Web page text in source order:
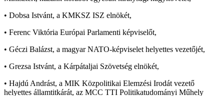
• Dobsa Istvánt, a KMKSZ ISZ elnökét,
• Ferenc Viktória Európai Parlamenti képviselőt,
• Géczi Balázst, a magyar NATO-képviselet helyettes vezetőjét,
• Grezsa Istvánt, a Kárpátaljai Szövetség elnökét,
• Hajdú Andrást, a MIK Közpolitikai Elemzési Irodát vezető
helyettes államtitkárát, az MCC TTI Politikatudományi Műhely